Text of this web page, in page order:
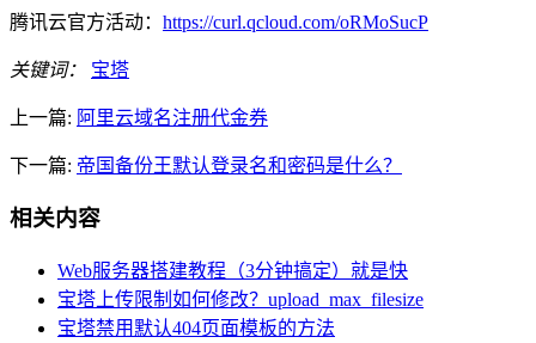
腾讯云官方活动： https://curl.qcloud.com/oRMoSucP
关键词： 宝塔
上一篇: 阿里云域名注册代金券
下一篇: 帝国备份王默认登录名和密码是什么？
相关内容
Web服务器搭建教程（3分钟搞定）就是快
宝塔上传限制如何修改？upload_max_filesize
宝塔禁用默认404页面模板的方法